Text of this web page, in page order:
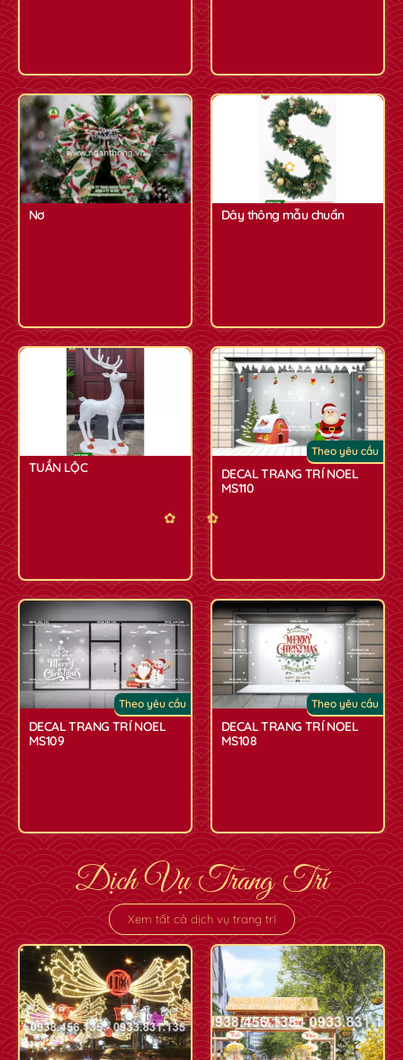
Nơ Dây thông mẫu chuẩn
TUẦN LỘC
Theo yêu cầu
DECAL TRANG TRÍ NOEL
MS110
Theo yêu cầu
DECAL TRANG TRÍ NOEL
MS109
Theo yêu cầu
DECAL TRANG TRÍ NOEL
MS108
Dịch Vụ Trang Trí
Xem tất cả dịch vụ trang trí
✿